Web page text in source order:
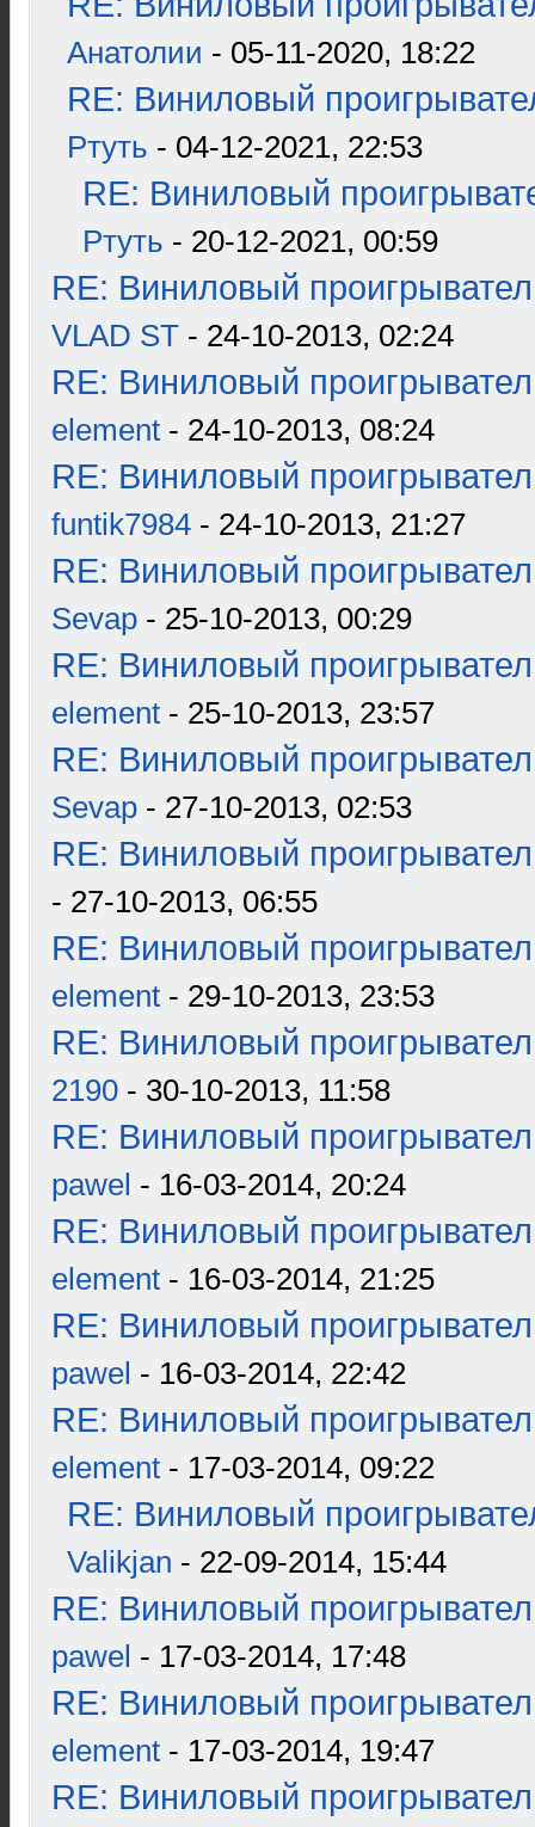
Анатолии - 05-11-2020, 18:22
RE: Виниловый
Ртуть - 04-12-2021, 22:53
RE: Виниловый
Ртуть - 20-12-2021, 00:59
RE: Виниловый
VLAD ST - 24-10-2013, 02:24
RE: Виниловый
element - 24-10-2013, 08:24
RE: Виниловый
funtik7984 - 24-10-2013, 21:27
RE: Виниловый
Sevap - 25-10-2013, 00:29
RE: Виниловый
element - 25-10-2013, 23:57
RE: Виниловый
Sevap - 27-10-2013, 02:53
RE: Виниловый
- 27-10-2013, 06:55
RE: Виниловый
element - 29-10-2013, 23:53
RE: Виниловый
2190 - 30-10-2013, 11:58
RE: Виниловый
pawel - 16-03-2014, 20:24
RE: Виниловый
element - 16-03-2014, 21:25
RE: Виниловый
pawel - 16-03-2014, 22:42
RE: Виниловый
element - 17-03-2014, 09:22
RE: Виниловый
Valikjan - 22-09-2014, 15:44
RE: Виниловый
pawel - 17-03-2014, 17:48
RE: Виниловый
element - 17-03-2014, 19:47
RE: Виниловый